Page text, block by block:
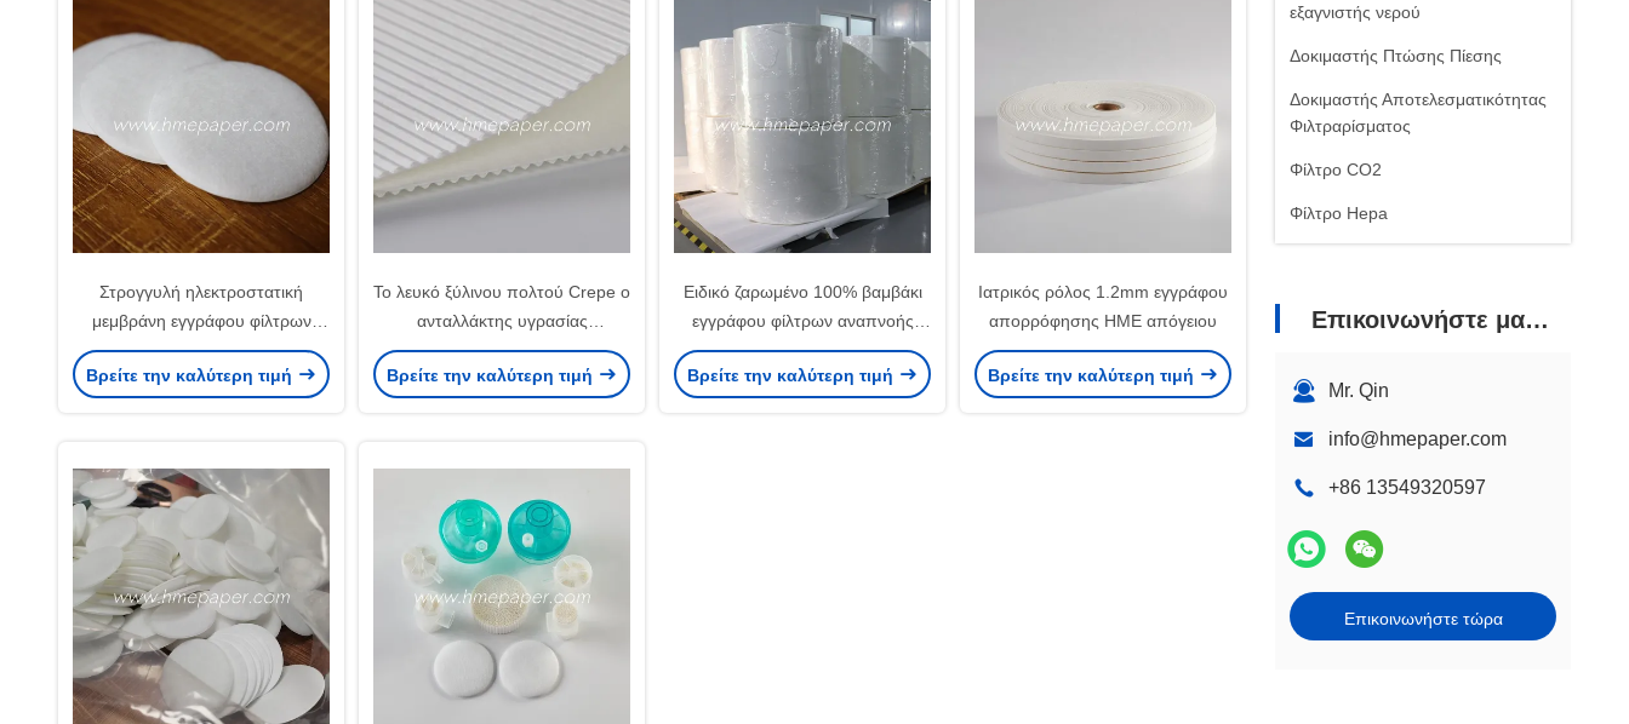
εξαγνιστής νερού
Δοκιμαστής Πτώσης Πίεσης
Δοκιμαστής Αποτελεσματικότητας
Φιλτραρίσματος
Φίλτρο CO2
Φίλτρο Hepa
Επικοινωνήστε μαζί μας
Mr. Qin
info@hmepaper.com
+86 13549320597
Επικοινωνήστε τώρα
Στρογγυλή ηλεκτροστατική
μεμβράνη εγγράφου φίλτρων
αναπνοής βαμβακιού βακτηριακή
Βρείτε την καλύτερη τιμή
Το λευκό ξύλινου πολτού Crepe ο
ανταλλάκτης υγρασίας
θερμότητας των FO χαρτιού
Βρείτε την καλύτερη τιμή
Ειδικό ζαρωμένο 100% βαμβάκι
εγγράφου φίλτρων αναπνοής
εγκαταστάσεων
Βρείτε την καλύτερη τιμή
Ιατρικός ρόλος 1.2mm εγγράφου
απορρόφησης HME απόγειου
Βρείτε την καλύτερη τιμή